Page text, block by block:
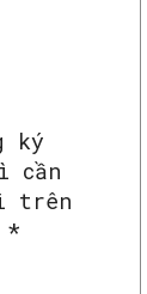
ký
cần
trên
*